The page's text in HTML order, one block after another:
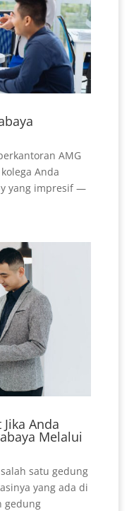
AMG
Anda
yang impresif —
Anda
Melalui
satu gedung
yang ada di
gedung